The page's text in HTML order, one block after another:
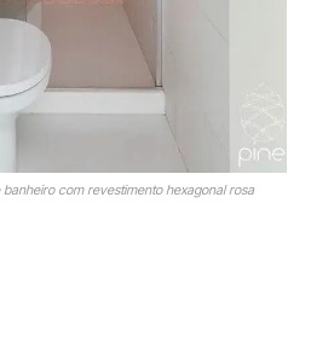
com revestimento hexagonal rosa